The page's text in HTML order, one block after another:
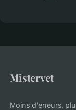
Mistervet
Moins d'erreurs,